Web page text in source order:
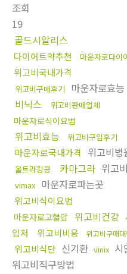
조회
19
골드시알리스
다이어트약추천 마운자로다이
위고비국내가격
위고비구매후기
마운자로효능
비닉스
위고비판매업체
마운자로식이요법
위고비효능 위고비구입후기
마운자로국내가격 위고비병
울트라킹콩 카마그라 위고
vimax
마운자로파는곳
위고비식이요법
마운자로고혈압 위고비건강
입처
위고비비용 위고비구매대
위고비식단 신기환 vinix 시
위고비직구방법